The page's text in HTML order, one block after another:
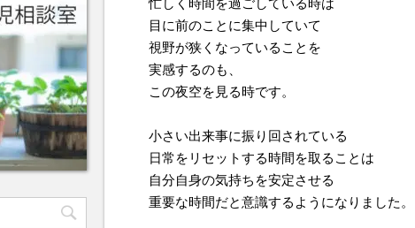
忙しく時間を過ごしている時は
目に前のことに集中していて
視野が狭くなっていることを
実感するのも、
この夜空を見る時です。
小さい出来事に振り回されている
日常をリセットする時間を取ることは
自分自身の気持ちを安定させる
重要な時間だと意識するようになりました。